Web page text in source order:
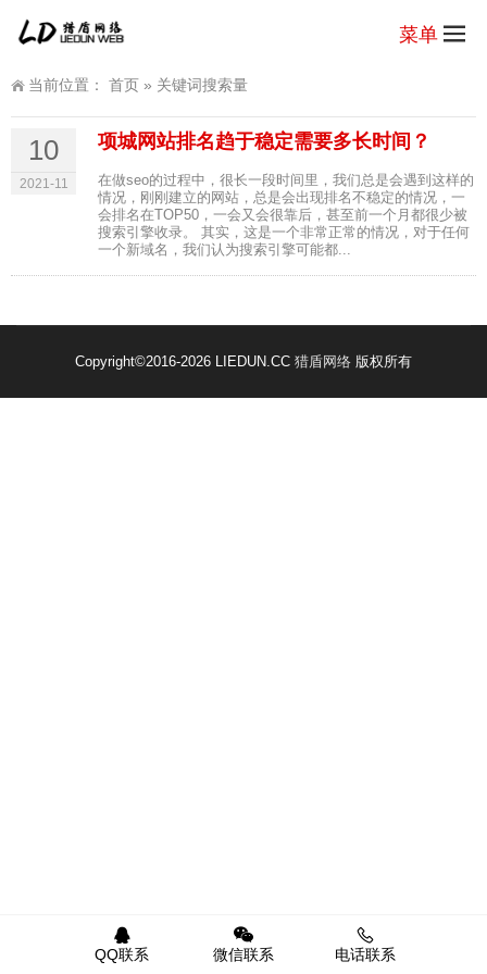
菜单
当前位置： 首页 » 关键词搜索量
10
2021-11
项城网站排名趋于稳定需要多长时间？
在做seo的过程中，很长一段时间里，我们总是会遇到这样的
情况，刚刚建立的网站，总是会出现排名不稳定的情况，一
会排名在TOP50，一会又会很靠后，甚至前一个月都很少被
搜索引擎收录。 其实，这是一个非常正常的情况，对于任何
一个新域名，我们认为搜索引擎可能都...
Copyright©2016-2026 LIEDUN.CC 猎盾网络 版权所有
QQ联系 微信联系 电话联系